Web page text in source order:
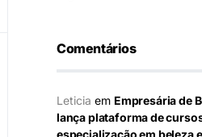
Comentários
Leticia em Empresária de
lança plataforma de
especialização em beleza